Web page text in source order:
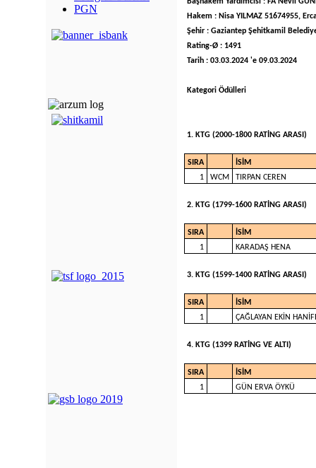
PGN
Hakem : Nisa YILMAZ 51674955,
Şehir : Gaziantep Şehitkamil
Rating-Ø : 1491
Tarih : 03.03.2024 'e 09.03.2024
Kategori Ödülleri
1. KTG (2000-1800 RATİNG ARASI)
SIRA
İSİM
1
WCM TIRPAN CEREN
2. KTG (1799-1600 RATİNG ARASI)
SIRA
İSİM
1
KARADAŞ HENA
3. KTG (1599-1400 RATİNG ARASI)
SIRA
İSİM
1
ÇAĞLAYAN EKİN
4. KTG (1399 RATİNG VE ALTI)
SIRA
İSİM
1
GÜN ERVA ÖYKÜ